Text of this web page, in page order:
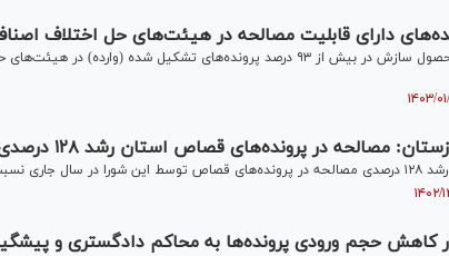
رئیس کل دادگستری خراسان‌شمالی از حصول سازش در بیش از ۹۳ درصد پرونده‌های تشکیل شده
در پرونده‌های قصاص استان رشد ۱۲۸ درصدی داشته است
خبر داد.
کاهش حجم ورودی پرونده‌ها به محاکم دادگستری و